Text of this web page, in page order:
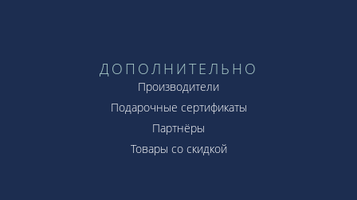
ДОПОЛНИТЕЛЬНО
Производители
Подарочные сертификаты
Партнёры
Товары со скидкой